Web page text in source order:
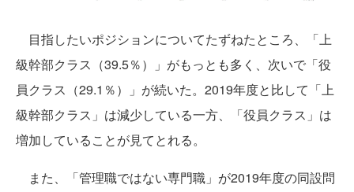
目指したいポジションについてたずねたところ、「上
級幹部クラス（39.5％）」がもっとも多く、次いで「役
員クラス（29.1％）」が続いた。2019年度と比して「上
級幹部クラス」は減少している一方、「役員クラス」は
増加していることが見てとれる。
また、「管理職ではない専門職」が2019年度の同設問